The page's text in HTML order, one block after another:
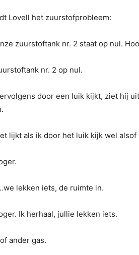
Lovell het zuurstofprobleem:
zuurstoftank nr. 2 staat op nul.
nr. 2 op nul.
door een luik kijkt, ziet hij
lijkt als ik door het luik kijk wel
lekken iets, de ruimte in.
Ik herhaal, jullie lekken iets.
ander gas.